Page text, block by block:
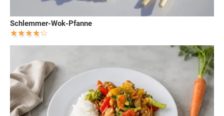
Schlemmer-Wok-Pfanne